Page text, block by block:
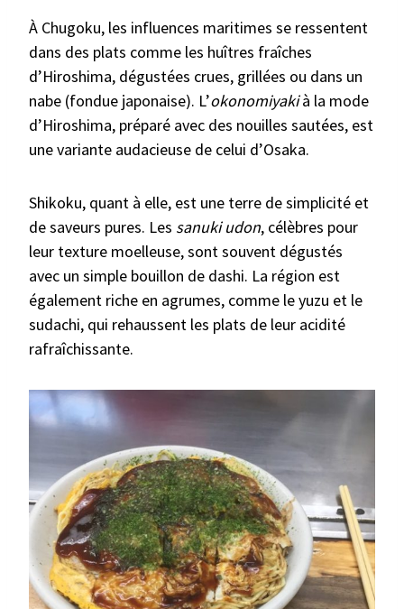
À Chugoku, les influences maritimes se ressentent
dans des plats comme les huîtres fraîches
d’Hiroshima, dégustées crues, grillées ou dans un
nabe (fondue japonaise). L’okonomiyakià la mode
d’Hiroshima, préparé avec des nouilles sautées, est
une variante audacieuse de celui d’Osaka.
Shikoku, quant à elle, est une terre de simplicité et
de saveurs pures. Les sanuki udon, célèbres pour
leur texture moelleuse, sont souvent dégustés
avec un simple bouillon de dashi. La région est
également riche en agrumes, comme le yuzu et le
sudachi, qui rehaussent les plats de leur acidité
rafraîchissante.